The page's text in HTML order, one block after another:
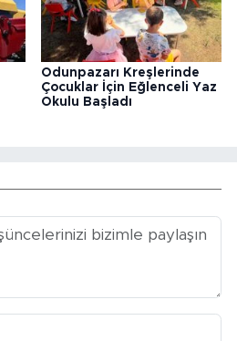
Odunpazarı Kreşlerinde
Çocuklar İçin Eğlenceli Yaz
Okulu Başladı